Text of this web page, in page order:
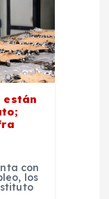
están
con
los